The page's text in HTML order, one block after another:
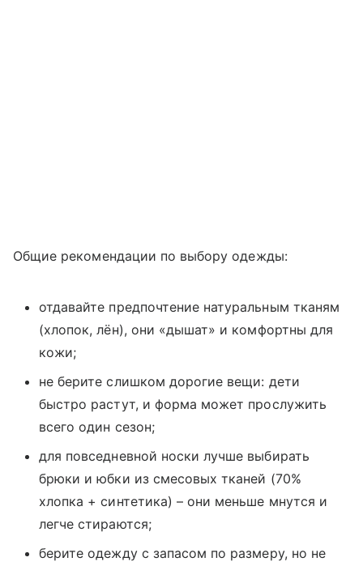
Общие рекомендации по выбору одежды:
отдавайте предпочтение натуральным тканям
(хлопок, лён), они «дышат» и комфортны для
кожи;
не берите слишком дорогие вещи: дети
быстро растут, и форма может прослужить
всего один сезон;
для повседневной носки лучше выбирать
брюки и юбки из смесовых тканей (70%
хлопка + синтетика) – они меньше мнутся и
легче стираются;
берите одежду с запасом по размеру, но не